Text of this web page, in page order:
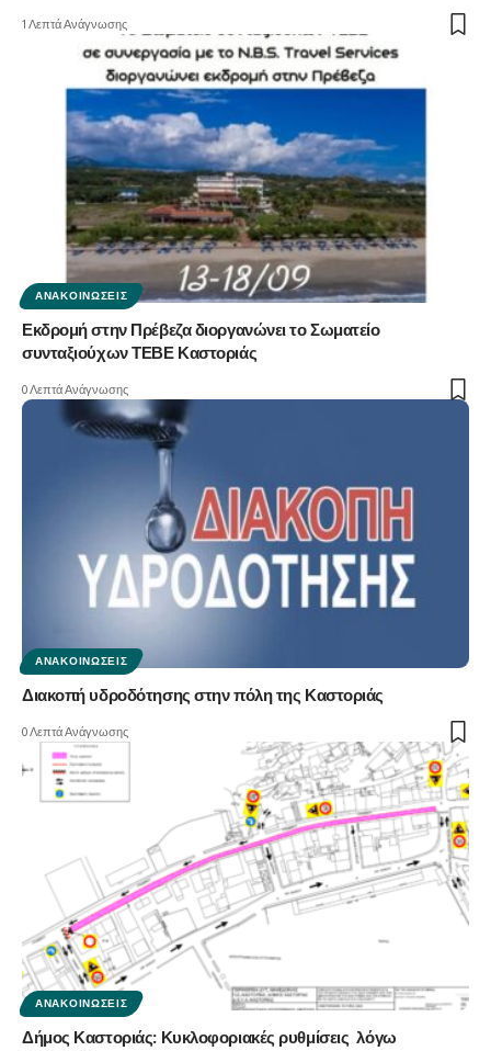
1 Λεπτά Ανάγνωσης
ΑΝΑΚΟΙΝΏΣΕΙΣ
Εκδρομή στην Πρέβεζα διοργανώνει το Σωματείο
συνταξιούχων ΤΕΒΕ Καστοριάς
0 Λεπτά Ανάγνωσης
ΑΝΑΚΟΙΝΏΣΕΙΣ
Διακοπή υδροδότησης στην πόλη της Καστοριάς
0 Λεπτά Ανάγνωσης
ΑΝΑΚΟΙΝΏΣΕΙΣ
Δήμος Καστοριάς: Κυκλοφοριακές ρυθμίσεις λόγω